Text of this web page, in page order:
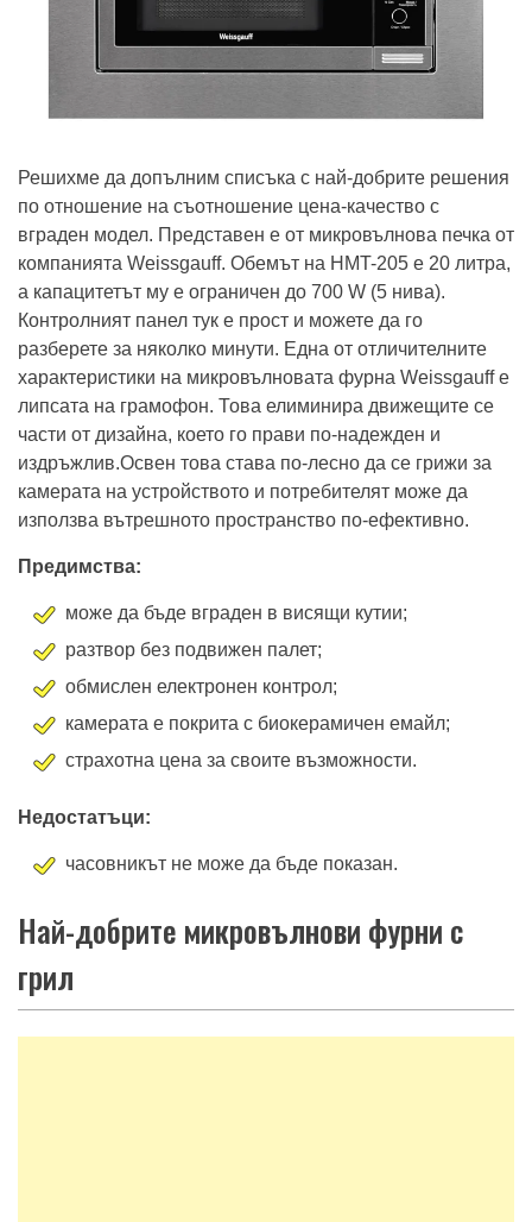
Решихме да допълним списъка с най-добрите решения
по отношение на съотношение цена-качество с
вграден модел. Представен е от микровълнова печка от
компанията Weissgauff. Обемът на HMT-205 е 20 литра,
а капацитетът му е ограничен до 700 W (5 нива).
Контролният панел тук е прост и можете да го
разберете за няколко минути. Една от отличителните
характеристики на микровълновата фурна Weissgauff е
липсата на грамофон. Това елиминира движещите се
части от дизайна, което го прави по-надежден и
издръжлив.Освен това става по-лесно да се грижи за
камерата на устройството и потребителят може да
използва вътрешното пространство по-ефективно.
Предимства:
може да бъде вграден в висящи кутии;
разтвор без подвижен палет;
обмислен електронен контрол;
камерата е покрита с биокерамичен емайл;
страхотна цена за своите възможности.
Недостатъци:
часовникът не може да бъде показан.
Най-добрите микровълнови фурни с
грил